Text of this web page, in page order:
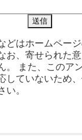
どはホームペー
お、寄せられた
。 また、このア
していないため
い。